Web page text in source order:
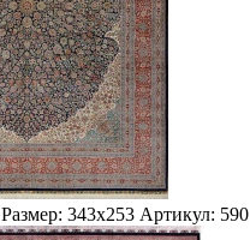
Размер: 343х253 Артикул: 590